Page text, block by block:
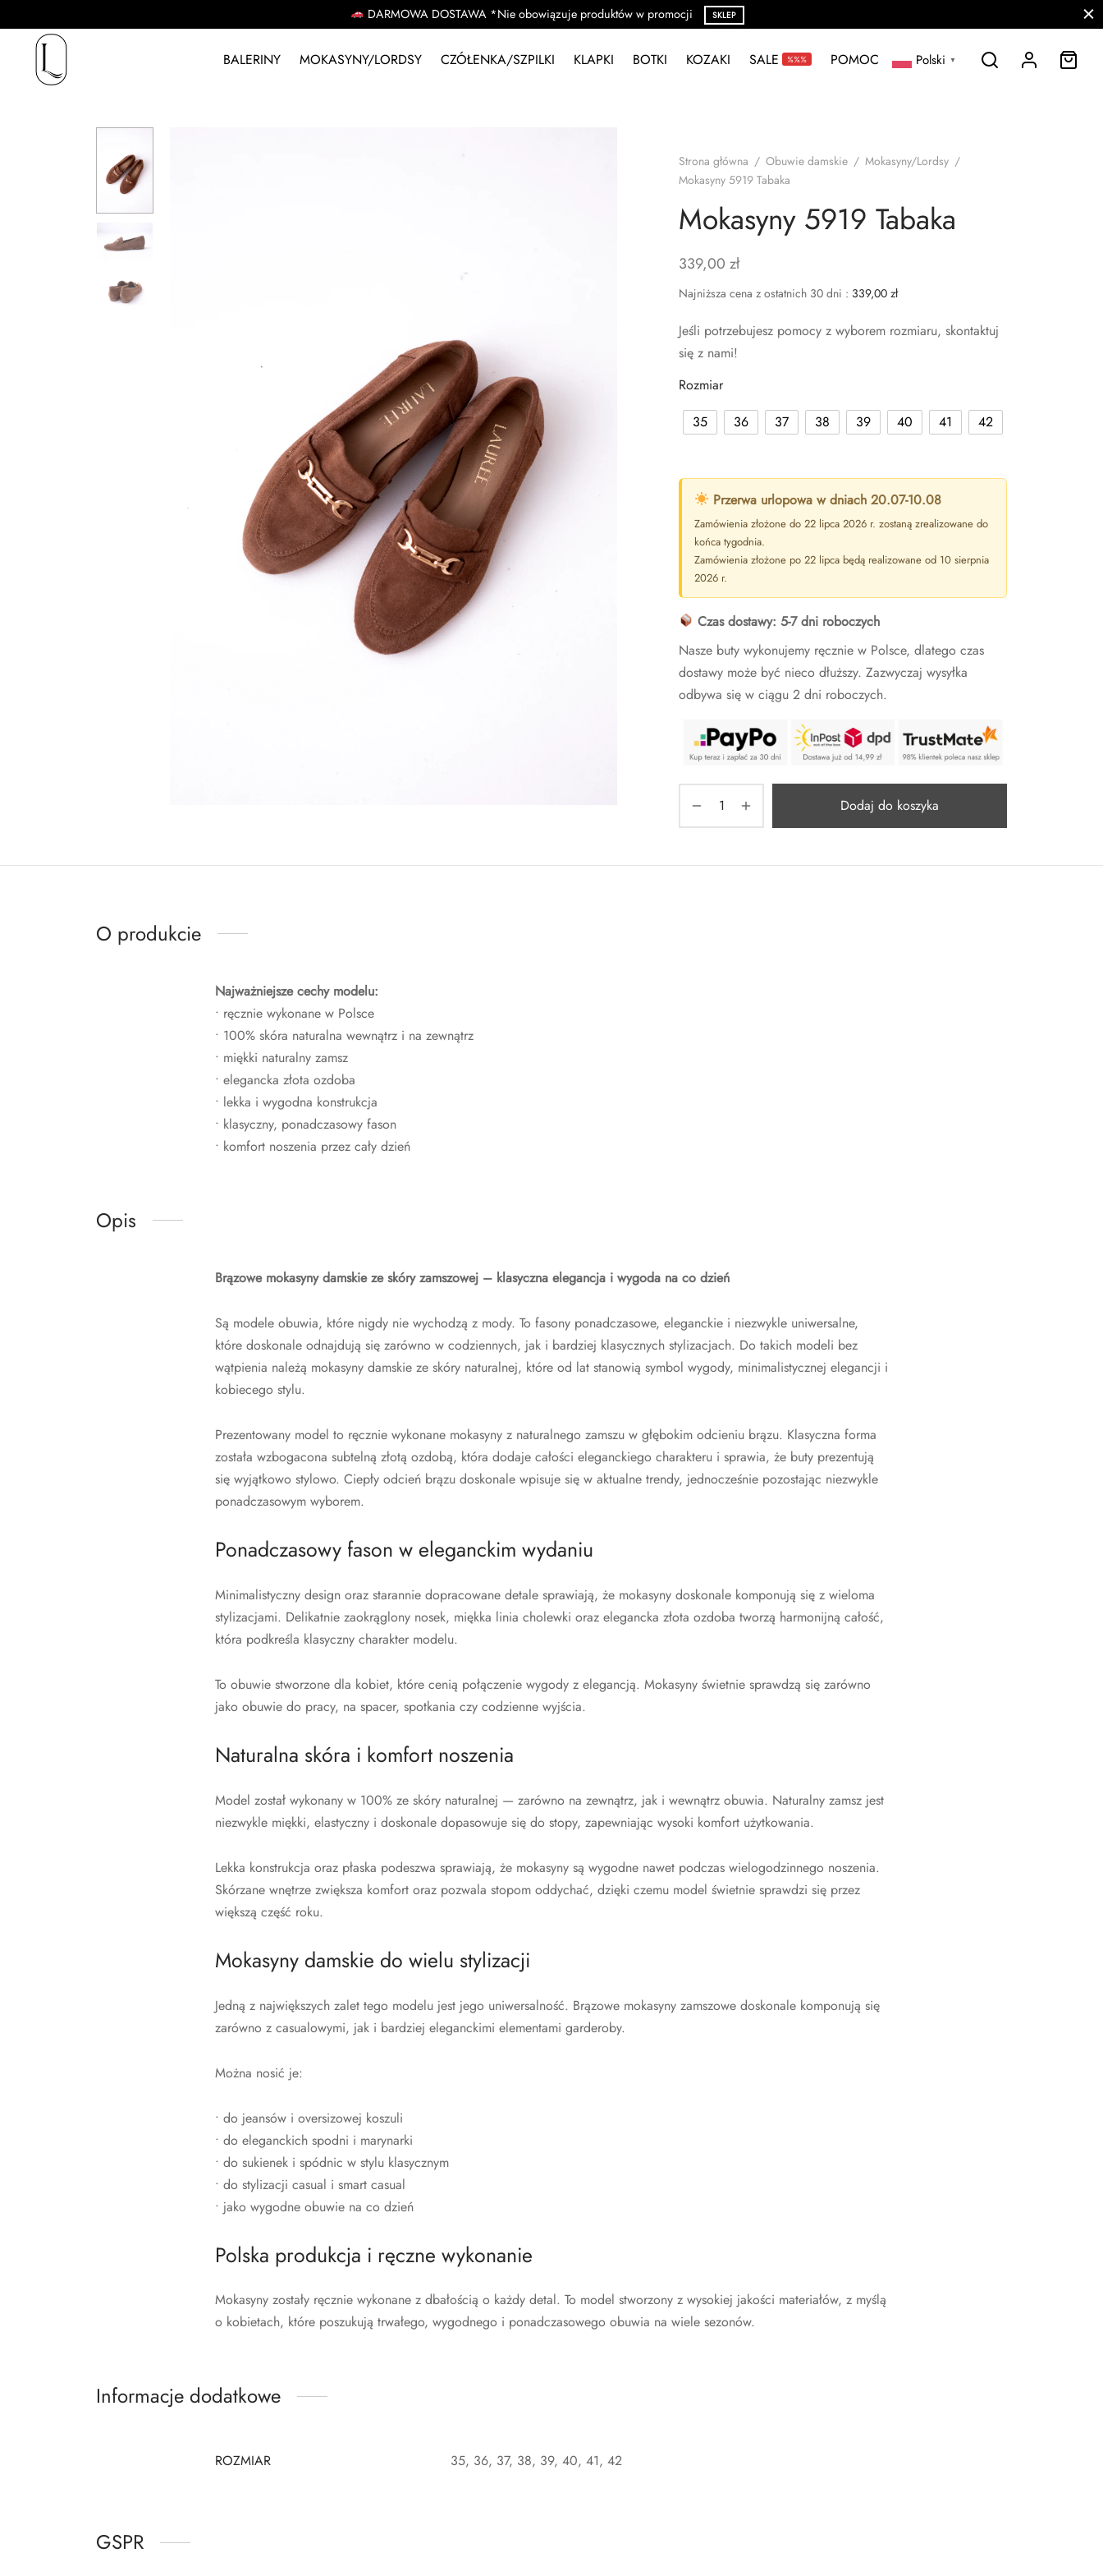
DARMOWA DOSTAWA *Nie obowiązuje produktów w promocji SKLEP
BALERINY MOKASYNY/LORDSY CZÓŁENKA/SZPILKI KLAPKI BOTKI KOZAKI SALE %%% POMOC Polski ▼
Strona główna / Obuwie damskie / Mokasyny/Lordsy /
Mokasyny 5919 Tabaka
Mokasyny 5919 Tabaka
339,00 zł
Najniższa cena z ostatnich 30 dni : 339,00 zł
Jeśli potrzebujesz pomocy z wyborem rozmiaru, skontaktuj
się z nami!
Rozmiar
35
36 37 38 39 40 41 42
Przerwa urlopowa w dniach 20.07-10.08
Zamówienia złożone do 22 lipca 2026 r. zostaną zrealizowane do
końca tygodnia.
Zamówienia złożone po 22 lipca będą realizowane od 10 sierpnia
2026 r.
Czas dostawy: 5-7 dni roboczych
Nasze buty wykonujemy ręcznie w Polsce, dlatego czas
dostawy może być nieco dłuższy. Zazwyczaj wysyłka
odbywa się w ciągu 2 dni roboczych.
Dodaj do koszyka
O produkcie
Najważniejsze cechy modelu:
• ręcznie wykonane w Polsce
• 100% skóra naturalna wewnątrz i na zewnątrz
• miękki naturalny zamsz
• elegancka złota ozdoba
• lekka i wygodna konstrukcja
• klasyczny, ponadczasowy fason
• komfort noszenia przez cały dzień
Opis
Brązowe mokasyny damskie ze skóry zamszowej – klasyczna elegancja i wygoda na co dzień
Są modele obuwia, które nigdy nie wychodzą z mody. To fasony ponadczasowe, eleganckie i niezwykle uniwersalne,
które doskonale odnajdują się zarówno w codziennych, jak i bardziej klasycznych stylizacjach. Do takich modeli bez
wątpienia należą mokasyny damskie ze skóry naturalnej, które od lat stanowią symbol wygody, minimalistycznej elegancji i
kobiecego stylu.
Prezentowany model to ręcznie wykonane mokasyny z naturalnego zamszu w głębokim odcieniu brązu. Klasyczna forma
została wzbogacona subtelną złotą ozdobą, która dodaje całości eleganckiego charakteru i sprawia, że buty prezentują
się wyjątkowo stylowo. Ciepły odcień brązu doskonale wpisuje się w aktualne trendy, jednocześnie pozostając niezwykle
ponadczasowym wyborem.
Ponadczasowy fason w eleganckim wydaniu
Minimalistyczny design oraz starannie dopracowane detale sprawiają, że mokasyny doskonale komponują się z wieloma
stylizacjami. Delikatnie zaokrąglony nosek, miękka linia cholewki oraz elegancka złota ozdoba tworzą harmonijną całość,
która podkreśla klasyczny charakter modelu.
To obuwie stworzone dla kobiet, które cenią połączenie wygody z elegancją. Mokasyny świetnie sprawdzą się zarówno
jako obuwie do pracy, na spacer, spotkania czy codzienne wyjścia.
Naturalna skóra i komfort noszenia
Model został wykonany w 100% ze skóry naturalnej — zarówno na zewnątrz, jak i wewnątrz obuwia. Naturalny zamsz jest
niezwykle miękki, elastyczny i doskonale dopasowuje się do stopy, zapewniając wysoki komfort użytkowania.
Lekka konstrukcja oraz płaska podeszwa sprawiają, że mokasyny są wygodne nawet podczas wielogodzinnego noszenia.
Skórzane wnętrze zwiększa komfort oraz pozwala stopom oddychać, dzięki czemu model świetnie sprawdzi się przez
większą część roku.
Mokasyny damskie do wielu stylizacji
Jedną z największych zalet tego modelu jest jego uniwersalność. Brązowe mokasyny zamszowe doskonale komponują się
zarówno z casualowymi, jak i bardziej eleganckimi elementami garderoby.
Można nosić je:
• do jeansów i oversizowej koszuli
• do eleganckich spodni i marynarki
• do sukienek i spódnic w stylu klasycznym
• do stylizacji casual i smart casual
• jako wygodne obuwie na co dzień
Polska produkcja i ręczne wykonanie
Mokasyny zostały ręcznie wykonane z dbałością o każdy detal. To model stworzony z wysokiej jakości materiałów, z myślą
o kobietach, które poszukują trwałego, wygodnego i ponadczasowego obuwia na wiele sezonów.
Informacje dodatkowe
ROZMIAR 35, 36, 37, 38, 39, 40, 41, 42
GSPR